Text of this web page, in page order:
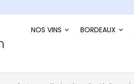
NOS VINS BORDEAUX